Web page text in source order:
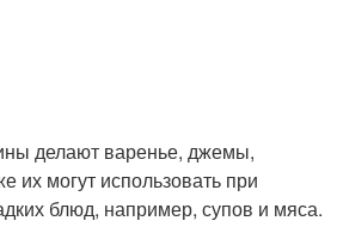
делают варенье, джемы,
их могут использовать при
блюд, например, супов и мяса.